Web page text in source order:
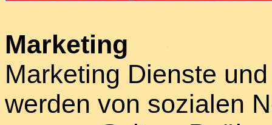
Marketing
Marketing Dienste
werden von sozialen